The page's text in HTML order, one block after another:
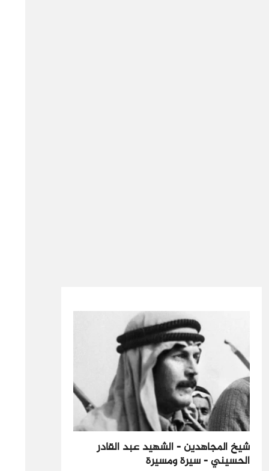
شيخ المجاهدين - الشهيد عبد القادر
الحسيني - سيرة ومسيرة